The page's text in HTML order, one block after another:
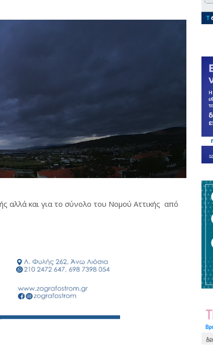
αλλά και για το σύνολο του Νομού Αττικής από